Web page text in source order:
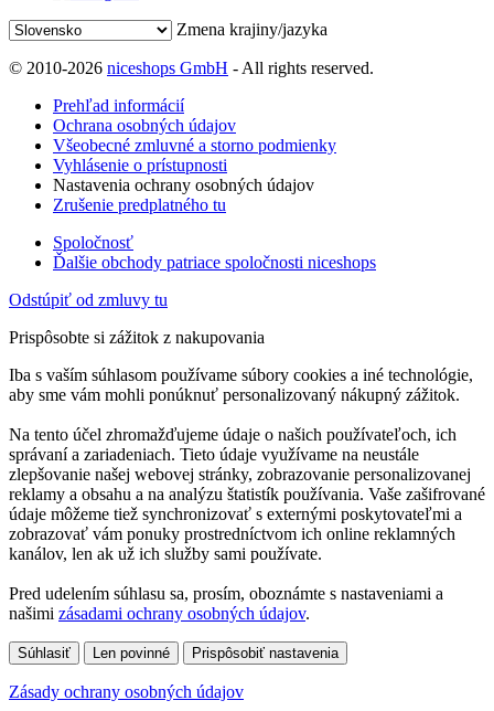
Zmena krajiny/jazyka
© 2010-2026 niceshops GmbH - All rights reserved.
Prehľad informácií
Ochrana osobných údajov
Všeobecné zmluvné a storno podmienky
Vyhlásenie o prístupnosti
Nastavenia ochrany osobných údajov
Zrušenie predplatného tu
Spoločnosť
Ďalšie obchody patriace spoločnosti niceshops
Odstúpiť od zmluvy tu
Prispôsobte si zážitok z nakupovania
Iba s vaším súhlasom používame súbory cookies a iné technológie,
aby sme vám mohli ponúknuť personalizovaný nákupný zážitok.
Na tento účel zhromažďujeme údaje o našich používateľoch, ich
správaní a zariadeniach. Tieto údaje využívame na neustále
zlepšovanie našej webovej stránky, zobrazovanie personalizovanej
reklamy a obsahu a na analýzu štatistík používania. Vaše zašifrované
údaje môžeme tiež synchronizovať s externými poskytovateľmi a
zobrazovať vám ponuky prostredníctvom ich online reklamných
kanálov, len ak už ich služby sami používate.
Pred udelením súhlasu sa, prosím, oboznámte s nastaveniami a
našimi zásadami ochrany osobných údajov.
Súhlasiť Len povinné Prispôsobiť nastavenia
Zásady ochrany osobných údajov